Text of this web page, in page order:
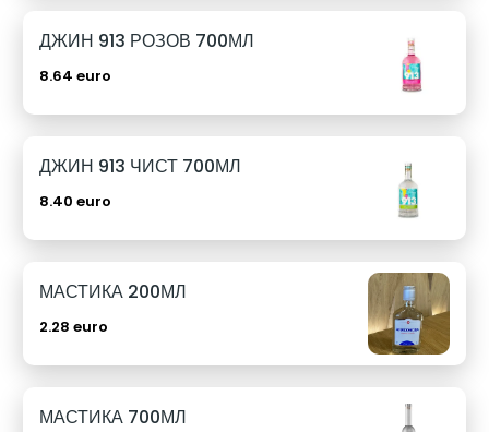
ДЖИН 913 РОЗОВ 700МЛ
8.64 euro
ДЖИН 913 ЧИСТ 700МЛ
8.40 euro
МАСТИКА 200МЛ
2.28 euro
МАСТИКА 700МЛ